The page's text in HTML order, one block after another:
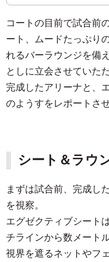
コートの目前で試合前
ート、ムードたっぷり
れるバーラウンジを備
としに立会させていた
完成したアリーナと、
のようすをレポートさ
シート＆ラウ
まずは試合前、完成し
を視察。
エグゼクティブシート
チラインから数メート
視界を遮るネットやフ